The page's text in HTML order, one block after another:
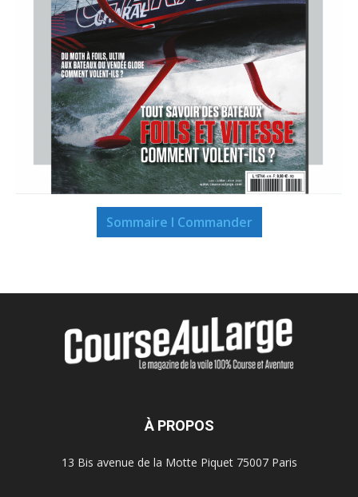
Sommaire I Commander
À PROPOS
13 Bis avenue de la Motte Piquet 75007 Paris